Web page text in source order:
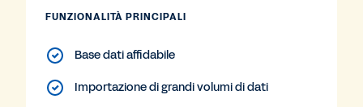
FUNZIONALITÀ PRINCIPALI
Base dati affidabile
Importazione di grandi volumi di dati